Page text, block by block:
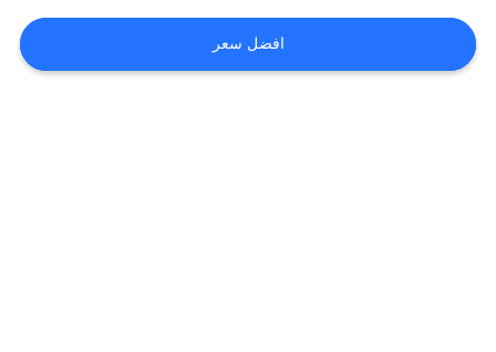
حالات
افضل سعر